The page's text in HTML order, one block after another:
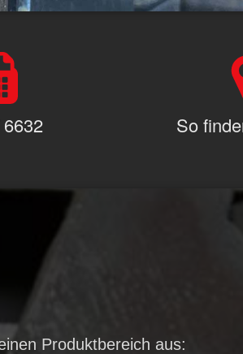
So
Produktbereich aus: